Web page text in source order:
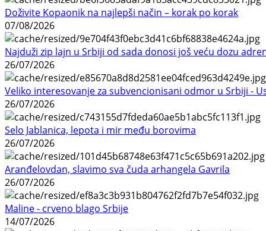
Doživite Kopaonik na najlepši način – korak po korak
07/08/2026
Najduži zip lajn u Srbiji od sada donosi još veću dozu
26/07/2026
Veliko interesovanje za subvencionisani odmor u Srbiji -
26/07/2026
Selo Jablanica, lepota i mir među borovima
26/07/2026
Aranđelovdan, slavimo sva čuda arhangela Gavrila
26/07/2026
Maline - crveno blago Srbije
14/07/2026